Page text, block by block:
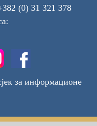
(0) 31 321 378
за информационе